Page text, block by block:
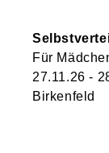
Für
27.11.26 -
Birkenfeld